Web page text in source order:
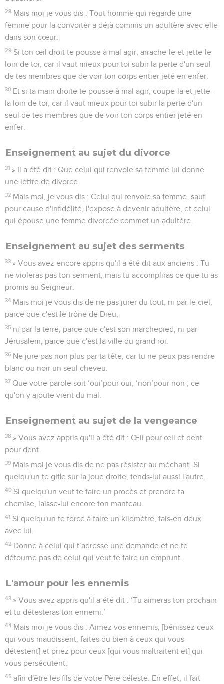
28 Mais moi je vous dis : Tout homme qui regarde une
femme pour la convoiter a déjà commis un adultère avec elle
dans son cœur.
29 Si ton œil droit te pousse à mal agir, arrache-le et jette-le
loin de toi, car il vaut mieux pour toi subir la perte d'un seul
de tes membres que de voir ton corps entier jeté en enfer.
30 Et si ta main droite te pousse à mal agir, coupe-la et jette-
la loin de toi, car il vaut mieux pour toi subir la perte d'un
seul de tes membres que de voir ton corps entier jeté en
enfer.
Enseignement au sujet du divorce
31 » Il a été dit : Que celui qui renvoie sa femme lui donne
une lettre de divorce.
32 Mais moi, je vous dis : Celui qui renvoie sa femme, sauf
pour cause d'infidélité, l'expose à devenir adultère, et celui
qui épouse une femme divorcée commet un adultère.
Enseignement au sujet des serments
33 » Vous avez encore appris qu'il a été dit aux anciens : Tu
ne violeras pas ton serment, mais tu accompliras ce que tu as
promis au Seigneur.
34 Mais moi je vous dis de ne pas jurer du tout, ni par le ciel,
parce que c'est le trône de Dieu,
35 ni par la terre, parce que c'est son marchepied, ni par
Jérusalem, parce que c'est la ville du grand roi.
36 Ne jure pas non plus par ta tête, car tu ne peux pas rendre
blanc ou noir un seul cheveu.
37 Que votre parole soit ‘oui’pour oui, ‘non’pour non ; ce
qu'on y ajoute vient du mal.
Enseignement au sujet de la vengeance
38 » Vous avez appris qu'il a été dit : Œil pour œil et dent
pour dent.
39 Mais moi je vous dis de ne pas résister au méchant. Si
quelqu'un te gifle sur la joue droite, tends-lui aussi l'autre.
40 Si quelqu'un veut te faire un procès et prendre ta
chemise, laisse-lui encore ton manteau.
41 Si quelqu'un te force à faire un kilomètre, fais-en deux
avec lui.
42 Donne à celui qui t’adresse une demande et ne te
détourne pas de celui qui veut te faire un emprunt.
L'amour pour les ennemis
43 » Vous avez appris qu'il a été dit : ‘Tu aimeras ton prochain
et tu détesteras ton ennemi.’
44 Mais moi je vous dis : Aimez vos ennemis, [bénissez ceux
qui vous maudissent, faites du bien à ceux qui vous
détestent] et priez pour ceux [qui vous maltraitent et] qui
vous persécutent,
45 afin d'être les fils de votre Père céleste. En effet, il fait